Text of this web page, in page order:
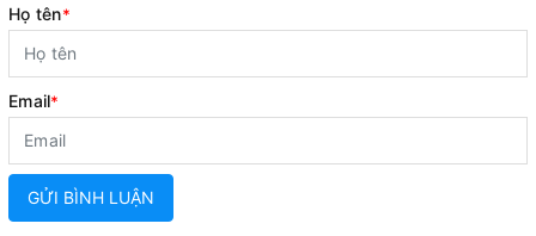
Họ tên*
Email*
GỬI BÌNH LUẬN